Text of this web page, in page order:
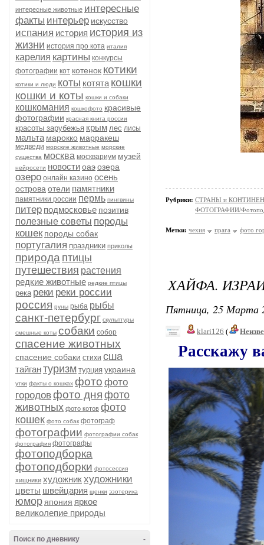
интересные животные интересные
факты интерьер искусство
испания история история из
жизни история про кота италия
карелия картины конкурсы
фотографии кот котенок котики
котики и люди коты котята кошки
кошки и коты кошки и собаки
кошкомания кошкофото красивые
фотографии красная книга россии
красоты зарубежья крым лес лисы
мальта марокко марракеш
медведи морские животные морские
существа москва москвариум музей
нейросети новостиоаэозера
озеро онлайн казино осень
острова отели памятники
памятники россии пермь пингвины
питер подмосковье позитив
полезные советы породы
кошек породы собак
португалия праздники приколы
природа птицы
путешествия растения
редкие животные редкие птицы
река реки реки россии
россия руны рыба рыбы
санкт-петербург скульптуры
смешные коты собаки собор
спасение животных
спасение собаки стихи сша
тайгантуризм турция украина
утки факты о кошках фото фото
городовфото дня фото
животных фото котов фото
кошек фото собак фотограф
фотографии фотографии собак
фотография фотографы
фотоподборка
фотоподборки фотосессия
хищники художникхудожники
цветы швейцария щенки эзотерика
юмор япония яркое
великолепие природы
-
Поиск по дневнику
Рубрики: СТРАНЫ и
ФОТОГРАФИИ/
Метки: чехия прага фото
ХАЙФА.
Пятница, 25 Марта
klari126 (
Расскажу